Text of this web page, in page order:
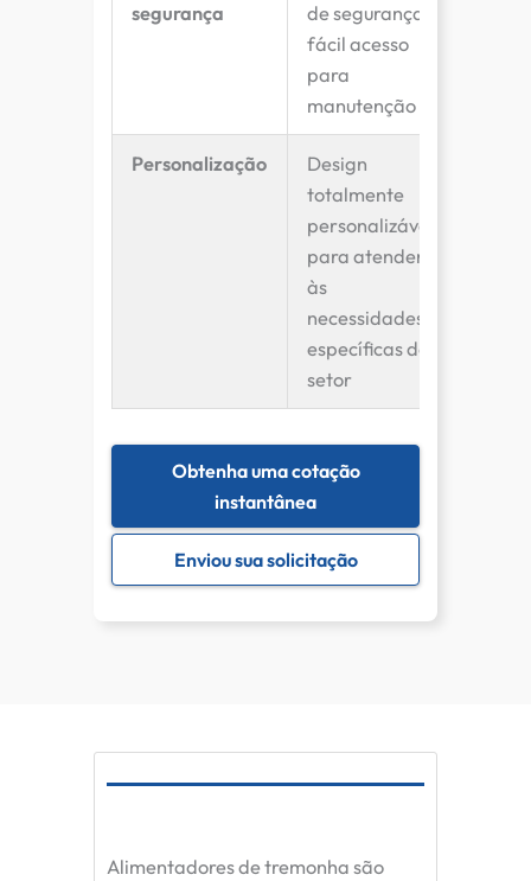
segurança
de segurança e
fácil acesso
para
manutenção
Personalização
Design
totalmente
personalizável
para atender
às
necessidades
específicas do
setor
Obtenha uma cotação
instantânea
Enviou sua solicitação
Alimentadores de tremonha são